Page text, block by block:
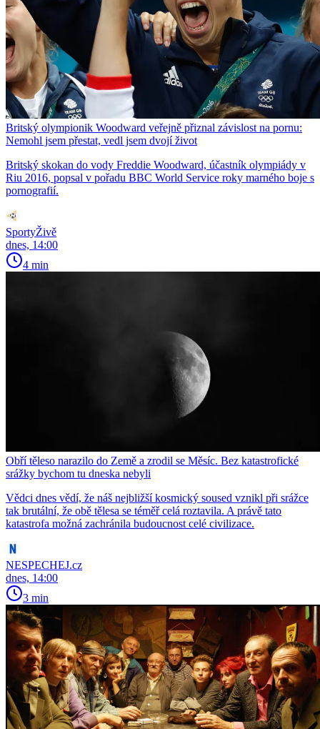
Britský olympionik Woodward veřejně přiznal závislost na pornu:
Nemohl jsem přestat, vedl jsem dvojí život
Britský skokan do vody Freddie Woodward, účastník olympiády v
Riu 2016, popsal v pořadu BBC World Service roky marného boje s
pornografií.
SportyŽivě
dnes, 14:00
4 min
Obří těleso narazilo do Země a zrodil se Měsíc. Bez katastrofické
srážky bychom tu dneska nebyli
Vědci dnes vědí, že náš nejbližší kosmický soused vznikl při srážce
tak brutální, že obě tělesa se téměř celá roztavila. A právě tato
katastrofa možná zachránila budoucnost celé civilizace.
NESPECHEJ.cz
dnes, 14:00
3 min